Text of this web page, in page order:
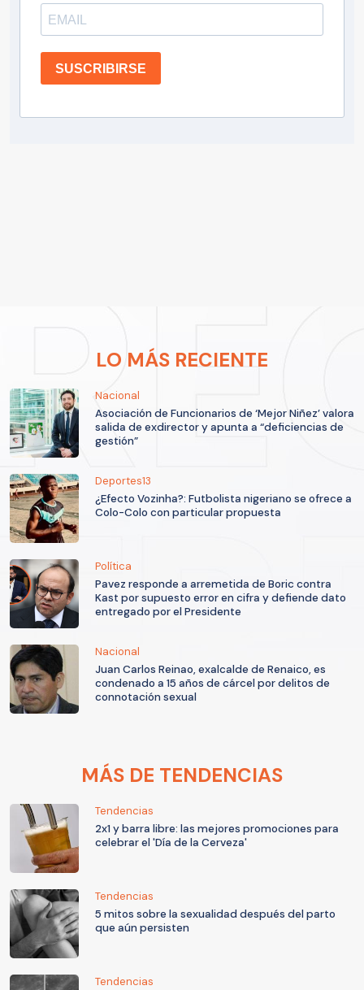
SUSCRIBIRSE
LO MÁS RECIENTE
Nacional
Asociación de Funcionarios de ‘Mejor Niñez’ valora
salida de exdirector y apunta a “deficiencias de
gestión”
Deportes13
¿Efecto Vozinha?: Futbolista nigeriano se ofrece a
Colo-Colo con particular propuesta
Política
Pavez responde a arremetida de Boric contra
Kast por supuesto error en cifra y defiende dato
entregado por el Presidente
Nacional
Juan Carlos Reinao, exalcalde de Renaico, es
condenado a 15 años de cárcel por delitos de
connotación sexual
MÁS DE TENDENCIAS
Tendencias
2x1 y barra libre: las mejores promociones para
celebrar el 'Día de la Cerveza'
Tendencias
5 mitos sobre la sexualidad después del parto
que aún persisten
Tendencias